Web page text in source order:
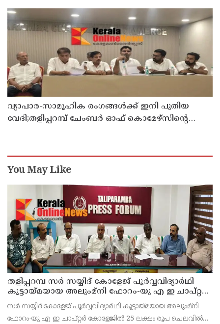
വ്യാപാരി വ്യവസായി ഏകോപന സമിതി തളിപ്പറമ്പ്
യൂണിറ്റ് ഭാരവാഹികൾ
വ്യാപാര-സാമൂഹിക രംഗങ്ങൾക്ക് ഇനി പുതിയ
വേദി;തളിപ്പറമ്പ് ചേംബർ ഓഫ് കൊമേഴ്‌സിന്റെ
You May Like
തളിപ്പറമ്പ സർ സയ്യിദ് കോളേജ് പൂർവ്വവിദ്യാർഥി
കൂട്ടായ്മയായ അലുംമ്നി ഫോറം-യു എ ഇ ചാപ്റ്റർ
25 ലക്ഷം രൂപ ചെലവിൽ നിർമ്മിച്ച പ്രധാന
കവാടത്തിന്റെ ഉദ്ഘാടനം തിങ്കളാഴ്ച നടക്കും
സർ സയ്യിദ് കോളേജ് പൂർവ്വവിദ്യാർഥി കൂട്ടായ്മയായ അലുംമ്നി
ഫോറം-യു എ ഇ ചാപ്റ്റർ കോളേജിൽ 25 ലക്ഷം രൂപ ചെലവിൽ